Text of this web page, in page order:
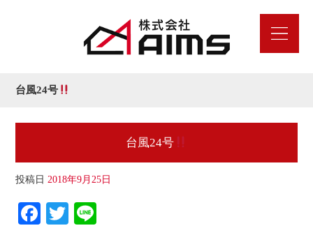
台風24号
台風24号
投稿日 2018年9月25日
Fa T